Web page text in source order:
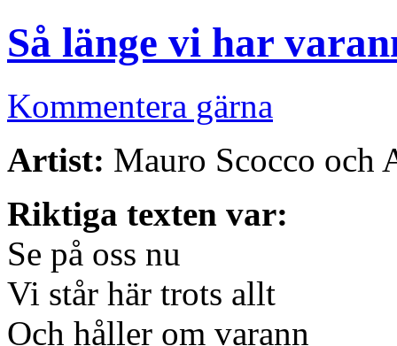
Så länge vi har
Kommentera gärna
Artist: Mauro Scocco och
Riktiga texten var:
Se på oss nu
Vi står här trots allt
Och håller om varann